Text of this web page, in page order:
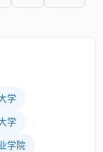
学
学
学院